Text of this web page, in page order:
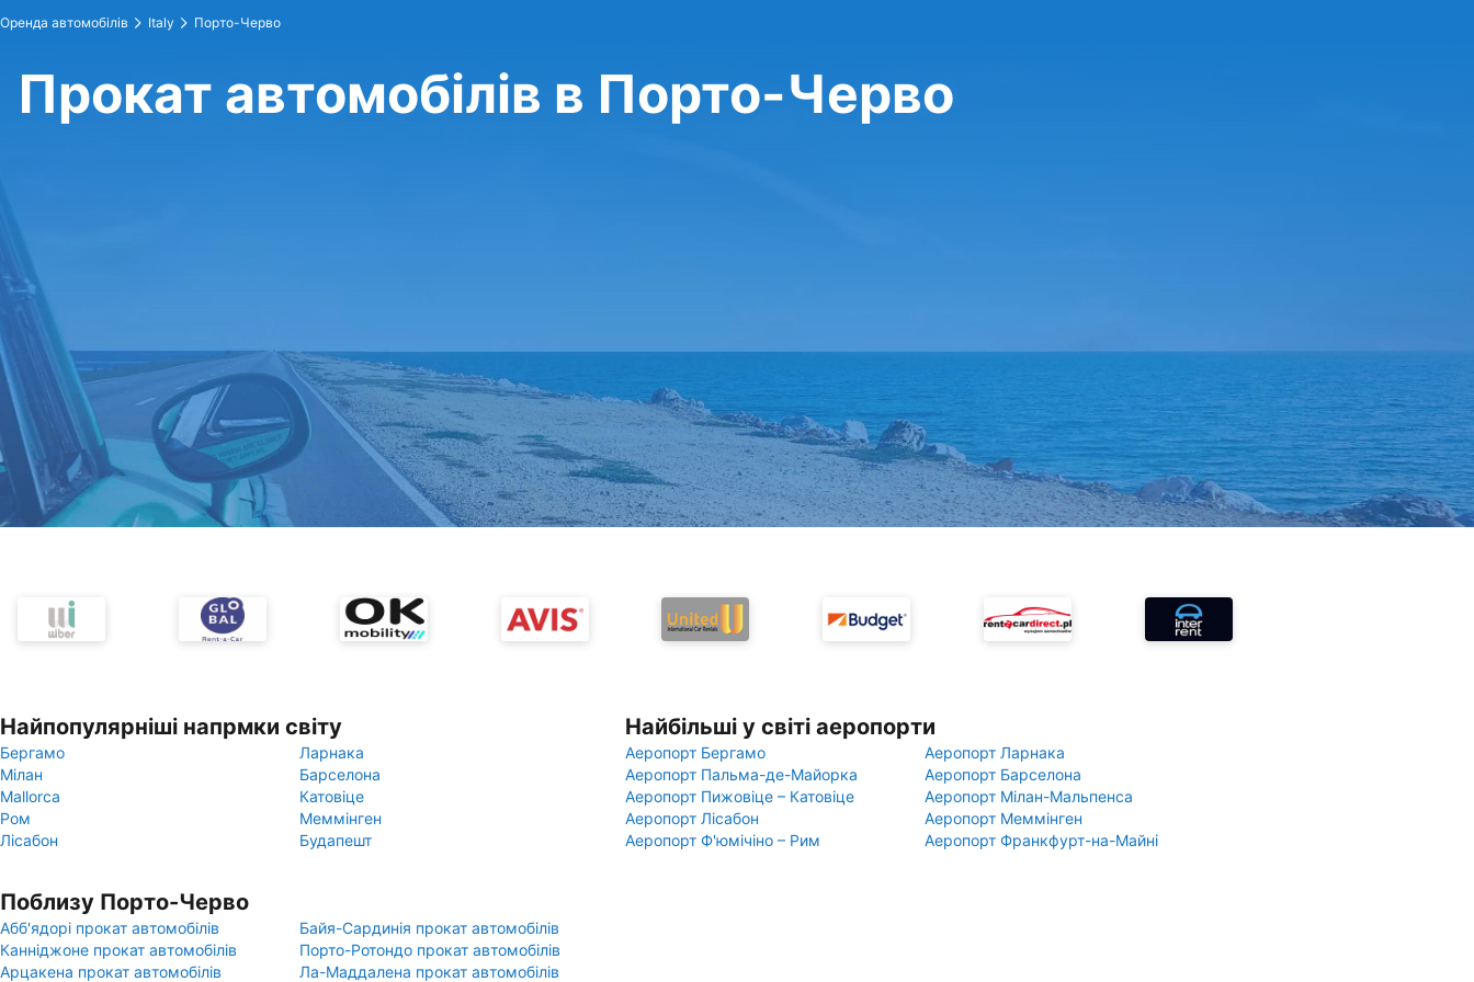
Оренда автомобілів Italy Порто-Черво
Прокат автомобілів в Порто-Черво
Найпопулярніші напрмки світу
Бергамо
Ларнака
Мілан
Барселона
Mallorca
Катовіце
Ром
Меммінген
Лісабон
Будапешт
Найбільші у світі аеропорти
Аеропорт Бергамо
Аеропорт Ларнака
Аеропорт Пальма-де-Майорка
Аеропорт Барселона
Аеропорт Пижовіце – Катовіце
Аеропорт Мілан-Мальпенса
Аеропорт Лісабон
Аеропорт Меммінген
Аеропорт Ф'юмічіно – Рим
Аеропорт Франкфурт-на-Майні
Поблизу Порто-Черво
Абб'ядорі прокат автомобілів
Байя-Сардинія прокат автомобілів
Канніджоне прокат автомобілів
Порто-Ротондо прокат автомобілів
Арцакена прокат автомобілів
Ла-Маддалена прокат автомобілів